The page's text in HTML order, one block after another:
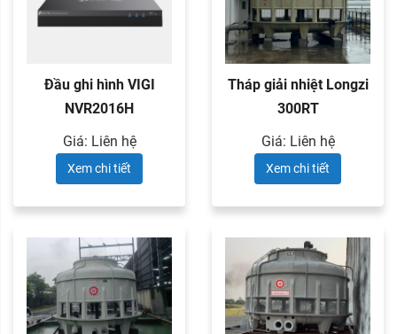
Đầu ghi hình VIGI
NVR2016H
Giá: Liên hệ
Xem chi tiết
Tháp giải nhiệt Longzi
300RT
Giá: Liên hệ
Xem chi tiết